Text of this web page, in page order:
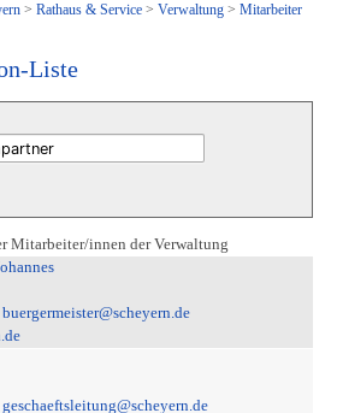
> Rathaus & Service> Verwaltung> Mitarbeiter
Liste
Mitarbeiter/innen der Verwaltung